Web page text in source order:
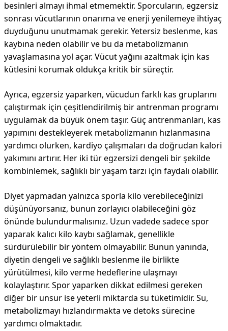
besinleri almayı ihmal etmemektir. Sporcuların, egzersiz
sonrası vücutlarının onarıma ve enerji yenilemeye ihtiyaç
duyduğunu unutmamak gerekir. Yetersiz beslenme, kas
kaybına neden olabilir ve bu da metabolizmanın
yavaşlamasına yol açar. Vücut yağını azaltmak için kas
kütlesini korumak oldukça kritik bir süreçtir.
Ayrıca, egzersiz yaparken, vücudun farklı kas gruplarını
çalıştırmak için çeşitlendirilmiş bir antrenman programı
uygulamak da büyük önem taşır. Güç antrenmanları, kas
yapımını destekleyerek metabolizmanın hızlanmasına
yardımcı olurken, kardiyo çalışmaları da doğrudan kalori
yakımını artırır. Her iki tür egzersizi dengeli bir şekilde
kombinlemek, sağlıklı bir yaşam tarzı için faydalı olabilir.
Diyet yapmadan yalnızca sporla kilo verebileceğinizi
düşünüyorsanız, bunun zorlayıcı olabileceğini göz
önünde bulundurmalısınız. Uzun vadede sadece spor
yaparak kalıcı kilo kaybı sağlamak, genellikle
sürdürülebilir bir yöntem olmayabilir. Bunun yanında,
diyetin dengeli ve sağlıklı beslenme ile birlikte
yürütülmesi, kilo verme hedeflerine ulaşmayı
kolaylaştırır. Spor yaparken dikkat edilmesi gereken
diğer bir unsur ise yeterli miktarda su tüketimidir. Su,
metabolizmayı hızlandırmakta ve detoks sürecine
yardımcı olmaktadır.